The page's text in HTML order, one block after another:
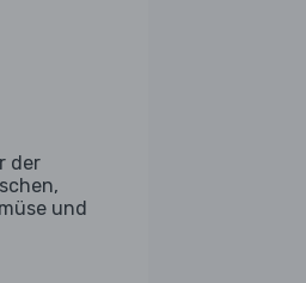
der
und